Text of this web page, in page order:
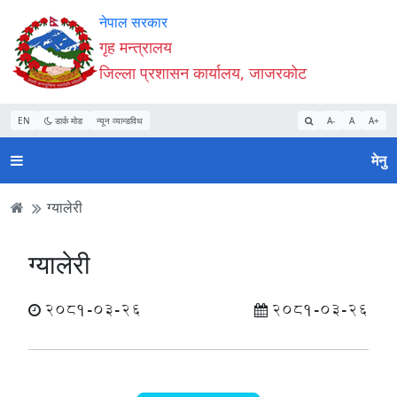
Accessibility
Mode
सुरु
गर्नुहोस्
सामाग्री
पढ्नुहाेस्
नेभिगेसन
पढ्नुहाेस्
वेबसाइट
खोजमा
जानुहोस्
नेपाल सरकार
गृह मन्त्रालय
जिल्ला प्रशासन कार्यालय, जाजरकोट
EN डार्क मोड न्यून व्यान्डविथ A- A A+
मेनु
ग्यालेरी
ग्यालेरी
2081-03-26 2081-03-26